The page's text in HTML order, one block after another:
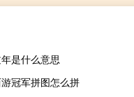
是什么意思
冠军拼图怎么拼